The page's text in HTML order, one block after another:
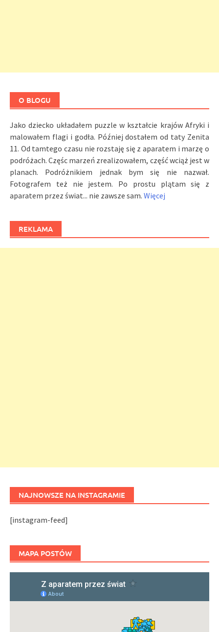
O BLOGU
Jako dziecko układałem puzzle w kształcie krajów Afryki i
malowałem flagi i godła. Później dostałem od taty Zenita
11. Od tamtego czasu nie rozstaję się z aparatem i marzę o
podróżach. Częśc marzeń zrealizowałem, część wciąż jest w
planach. Podróżnikiem jednak bym się nie nazwał.
Fotografem też nie jestem. Po prostu plątam się z
aparatem przez świat... nie zawsze sam. Więcej
REKLAMA
NAJNOWSZE NA INSTAGRAMIE
[instagram-feed]
MAPA POSTÓW